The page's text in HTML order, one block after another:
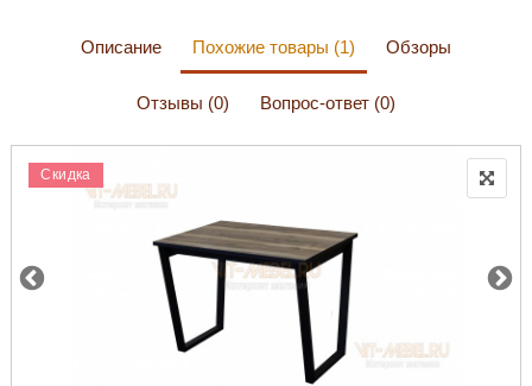
Описание Похожие товары (1) Обзоры
Отзывы (0) Вопрос-ответ (0)
Скидка